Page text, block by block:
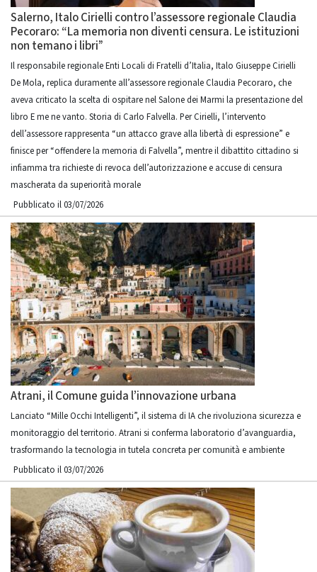
Salerno, Italo Cirielli contro l’assessore regionale Claudia
Pecoraro: “La memoria non diventi censura. Le istituzioni
non temano i libri”
Il responsabile regionale Enti Locali di Fratelli d’Italia, Italo Giuseppe Cirielli
De Mola, replica duramente all’assessore regionale Claudia Pecoraro, che
aveva criticato la scelta di ospitare nel Salone dei Marmi la presentazione del
libro E me ne vanto. Storia di Carlo Falvella. Per Cirielli, l’intervento
dell’assessore rappresenta “un attacco grave alla libertà di espressione” e
finisce per “offendere la memoria di Falvella”, mentre il dibattito cittadino si
infiamma tra richieste di revoca dell’autorizzazione e accuse di censura
mascherata da superiorità morale
Pubblicato il 03/07/2026
Atrani, il Comune guida l’innovazione urbana
Lanciato “Mille Occhi Intelligenti”, il sistema di IA che rivoluziona sicurezza e
monitoraggio del territorio. Atrani si conferma laboratorio d’avanguardia,
trasformando la tecnologia in tutela concreta per comunità e ambiente
Pubblicato il 03/07/2026